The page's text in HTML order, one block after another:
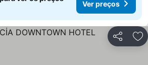
Ver preços
Partilhar